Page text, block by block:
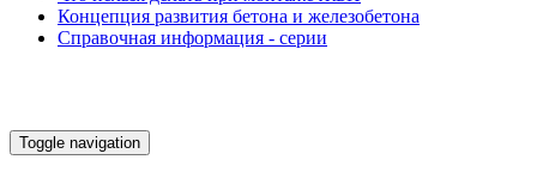
Концепция развития бетона и железобетона
Справочная информация - серии
Toggle navigation